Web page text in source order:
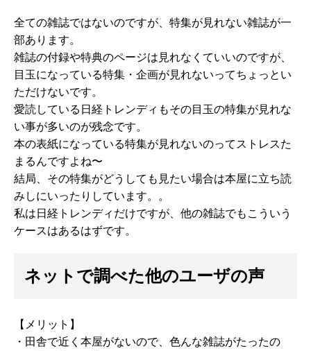
全ての雑誌ではないのですが、特集が見れない雑誌が一
部あります。
雑誌の付録や特典のページは見れなくていいのですが、
目玉になっている特集・企画が見れないってちょっとい
ただけないです。
愛読している日経トレンディもその目玉の特集が見れな
い事が多いのが残念です。
本の表紙になっている特集が見れないのってストレスた
まるんですよね〜
結局、その特集がどうしても見たい場合は本屋に立ち読
みしにいったりしています。。
私は日経トレンディだけですが、他の雑誌でもこういう
ケースはあるはずです。
ネットで調べた他のユーザの声
【メリット】
・田舎で近く本屋がないので、色んな雑誌がたったの